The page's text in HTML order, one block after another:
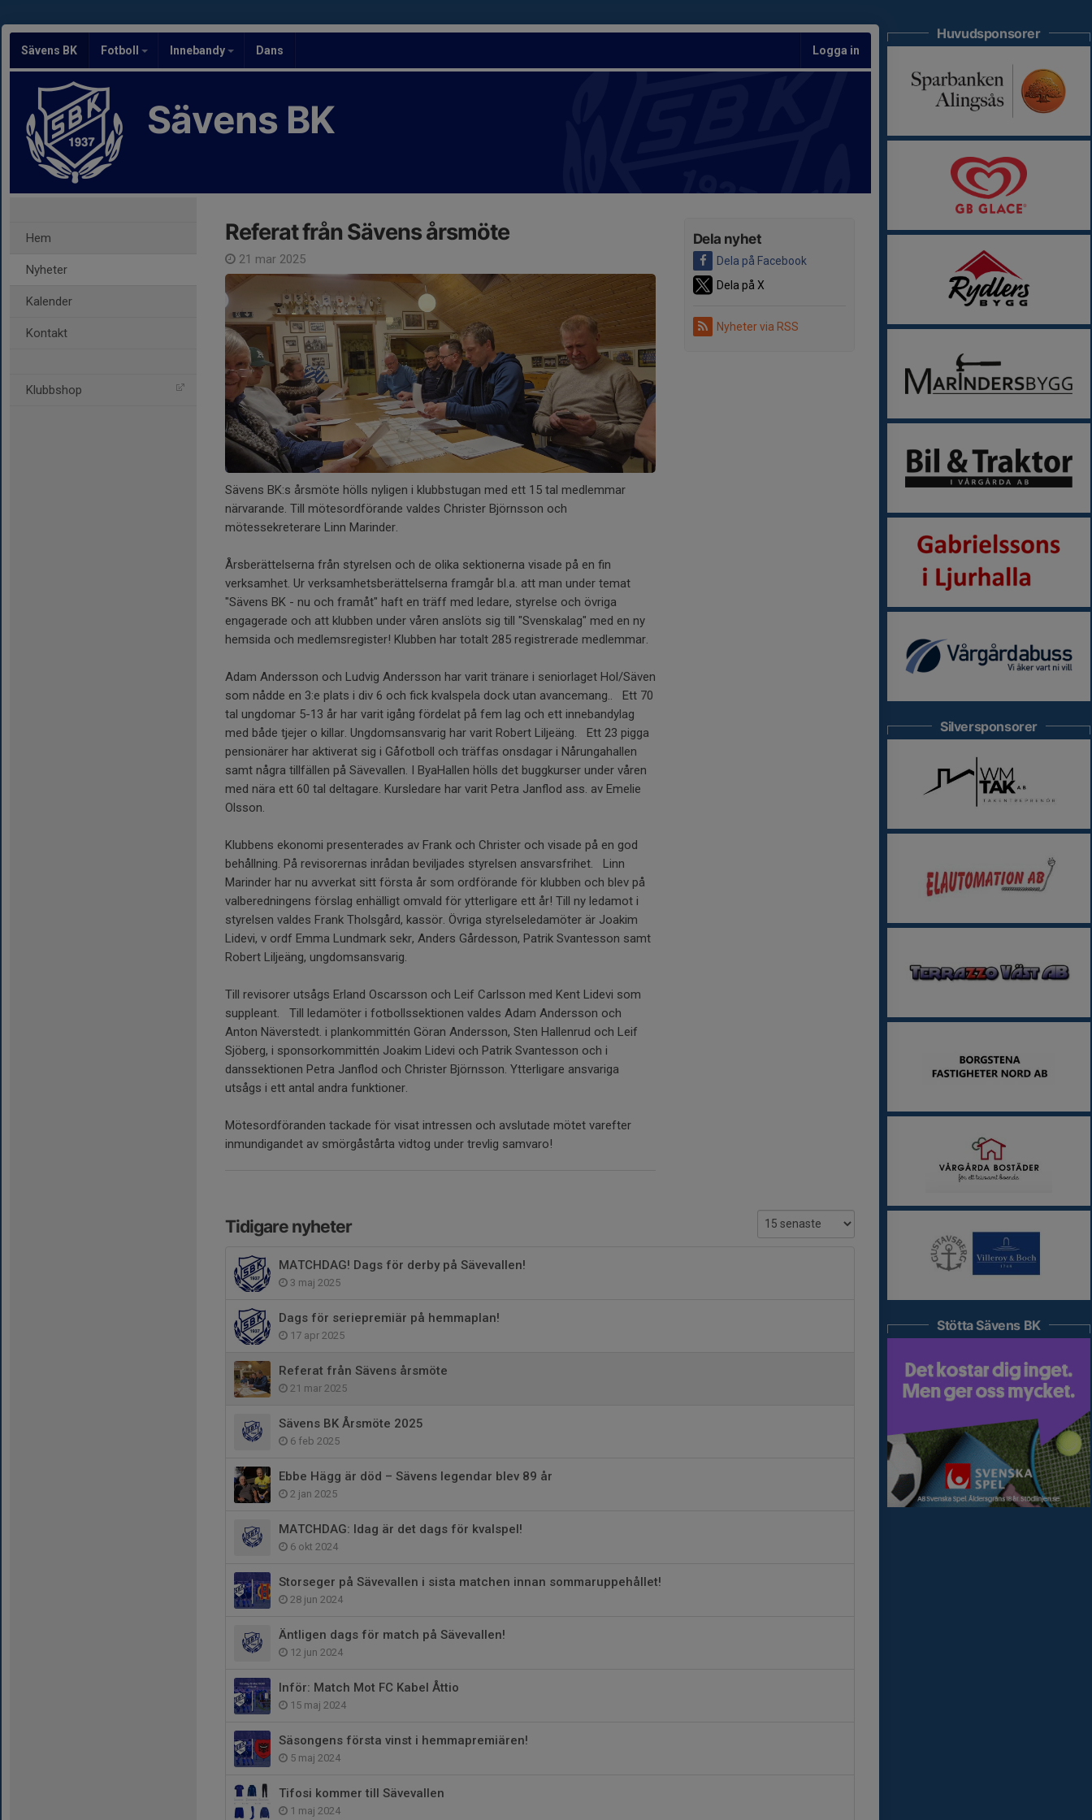
Sävens BK Fotboll Innebandy Dans Logga in
Sävens BK
Hem
Nyheter
Kalender
Kontakt
Klubbshop
Dela nyhet
Dela på Facebook
Dela på X
Nyheter via RSS
Referat från Sävens årsmöte
21 mar 2025
Sävens BK:s årsmöte hölls nyligen i klubbstugan med ett 15 tal medlemmar
närvarande. Till mötesordförande valdes Christer Björnsson och
mötessekreterare Linn Marinder.
Årsberättelserna från styrelsen och de olika sektionerna visade på en fin
verksamhet. Ur verksamhetsberättelserna framgår bl.a. att man under temat
"Sävens BK - nu och framåt" haft en träff med ledare, styrelse och övriga
engagerade och att klubben under våren anslöts sig till "Svenskalag" med en ny
hemsida och medlemsregister! Klubben har totalt 285 registrerade medlemmar.
Adam Andersson och Ludvig Andersson har varit tränare i seniorlaget Hol/Säven
som nådde en 3:e plats i div 6 och fick kvalspela dock utan avancemang.. Ett 70
tal ungdomar 5-13 år har varit igång fördelat på fem lag och ett innebandylag
med både tjejer o killar. Ungdomsansvarig har varit Robert Liljeäng. Ett 23 pigga
pensionärer har aktiverat sig i Gåfotboll och träffas onsdagar i Nårungahallen
samt några tillfällen på Sävevallen. I ByaHallen hölls det buggkurser under våren
med nära ett 60 tal deltagare. Kursledare har varit Petra Janflod ass. av Emelie
Olsson.
Klubbens ekonomi presenterades av Frank och Christer och visade på en god
behållning. På revisorernas inrådan beviljades styrelsen ansvarsfrihet. Linn
Marinder har nu avverkat sitt första år som ordförande för klubben och blev på
valberedningens förslag enhälligt omvald för ytterligare ett år! Till ny ledamot i
styrelsen valdes Frank Tholsgård, kassör. Övriga styrelseledamöter är Joakim
Lidevi, v ordf Emma Lundmark sekr, Anders Gårdesson, Patrik Svantesson samt
Robert Liljeäng, ungdomsansvarig.
Till revisorer utsågs Erland Oscarsson och Leif Carlsson med Kent Lidevi som
suppleant. Till ledamöter i fotbollssektionen valdes Adam Andersson och
Anton Näverstedt. i plankommittén Göran Andersson, Sten Hallenrud och Leif
Sjöberg, i sponsorkommittén Joakim Lidevi och Patrik Svantesson och i
danssektionen Petra Janflod och Christer Björnsson. Ytterligare ansvariga
utsågs i ett antal andra funktioner.
Mötesordföranden tackade för visat intressen och avslutade mötet varefter
inmundigandet av smörgåstårta vidtog under trevlig samvaro!
Tidigare nyheter
MATCHDAG! Dags för derby på Sävevallen!
3 maj 2025
Dags för seriepremiär på hemmaplan!
17 apr 2025
Referat från Sävens årsmöte
21 mar 2025
Sävens BK Årsmöte 2025
6 feb 2025
Ebbe Hägg är död – Sävens legendar blev 89 år
2 jan 2025
MATCHDAG: Idag är det dags för kvalspel!
6 okt 2024
Storseger på Sävevallen i sista matchen innan sommaruppehållet!
28 jun 2024
Äntligen dags för match på Sävevallen!
12 jun 2024
Inför: Match Mot FC Kabel Åttio
15 maj 2024
Säsongens första vinst i hemmapremiären!
5 maj 2024
Tifosi kommer till Sävevallen
1 maj 2024
Huvudsponsorer
Silversponsorer
Stötta Sävens BK